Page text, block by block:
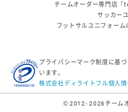
チームオーダー専門店『
サッカー
フットサルユニフォーム
プライバシーマーク制度に基
います。
株式会社ディライトフル個人
© 2012- 2026 チーム